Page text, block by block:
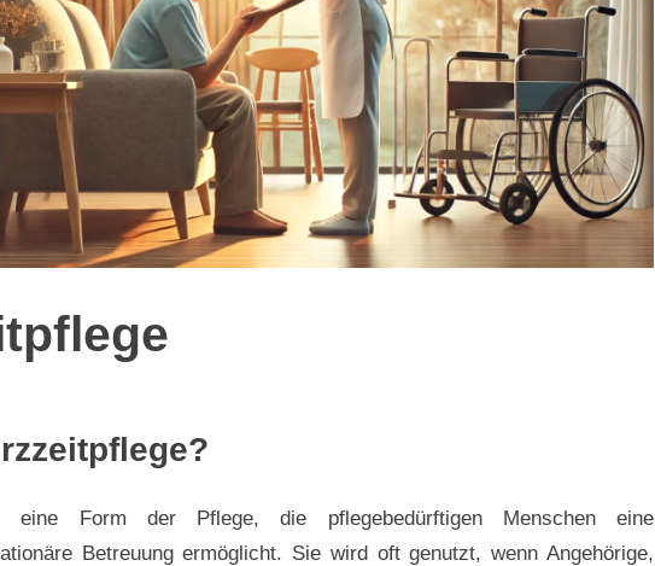
eine Form der Pflege, die pflegebedürftigen Menschen eine
Betreuung ermöglicht. Sie wird oft genutzt, wenn Angehörige,